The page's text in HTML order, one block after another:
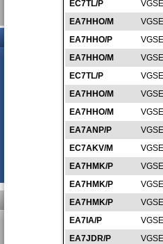
EC7TL/P
EA7HHO/M
EA7HHO/P
EA7HHO/M
EC7TL/P
EA7HHO/M
EA7HHO/M
EA7ANP/P
EC7AKV/M
EA7HMK/P
EA7HMK/P
EA7HMK/P
EA7IA/P
EA7JDR/P